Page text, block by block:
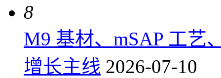
8
M9 基材、mSAP 工艺
增长主线 2026-07-10